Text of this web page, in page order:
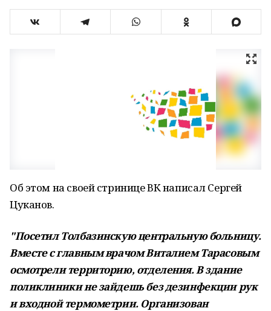
Об этом на своей стринице ВК написал Сергей
Цуканов.
"Посетил Толбазинскую центральную больницу.
Вместе с главным врачом Виталием Тарасовым
осмотрели территорию, отделения. В здание
поликлиники не зайдешь без дезинфекции рук
и входной термометрии. Организован